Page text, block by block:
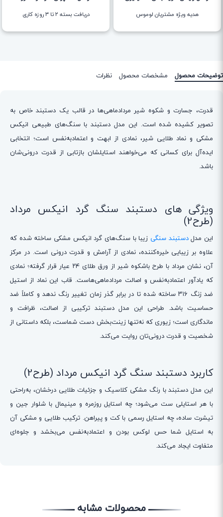
هدیه ویژه مشتریان لوموس دریافت بسته ۲ تا ۳ روزه کاری
توضیحات محصول مشخصات محصول نظرات
قدرت، جسارت و شکوه شیر مردادماهی‌ها در قالب یک دستبند خاص به
تصویر کشیده شده است. این مدل دستبند با سنگ‌های طبیعی انیکس
مشکی و نماد طلایی شیر، نمادی از ابهت و اعتمادبه‌نفس است؛ انتخابی
ایده‌آل برای کسانی که می‌خواهند استایلشان بازتابی از قدرت درونی‌شان
باشد.
ویژگی های دستبند سنگ گرد انیکس مرداد
(طرح2)
این مدلدستبند سنگی زیبا با سنگ‌های گرد انیکس مشکی ساخته شده که
علاوه بر زیبایی خیره‌کننده، نمادی از آرامش و قدرت درونی است. در مرکز
آن، نشان مرداد با طرح باشکوه شیر از ورق طلای ۲۴ عیار قرار گرفته؛ نمادی
که یادآور اعتمادبه‌نفس و اصالت مردادماهی‌هاست. قاب این نماد از استیل
ضد زنگ ۳۱۶ ساخته شده تا در برابر گذر زمان تغییر رنگ ندهد و کاملاً ضد
حساسیت باشد. طراحی این مدل دستبند ترکیبی از اصالت، ظرافت و
ماندگاری است؛ زیوری که نه‌تنها زینت‌بخش دست شماست، بلکه داستانی از
شخصیت و قدرت درونی‌تان روایت می‌کند.
کاربرد دستبند سنگ گرد انیکس مرداد (طرح2)
این مدل دستبند با رنگ مشکی کلاسیک و جزئیات طلایی درخشان، به‌راحتی
با هر استایلی ست می‌شود؛ چه استایل روزمره و مینیمال با شلوار جین و
تیشرت ساده، چه استایل رسمی با کت و پیراهن. ترکیب طلایی و مشکی آن
به استایل شما حس لوکس بودن و اعتمادبه‌نفس می‌بخشد و جلوه‌ای
متفاوت ایجاد می‌کند.
محصولات مشابه